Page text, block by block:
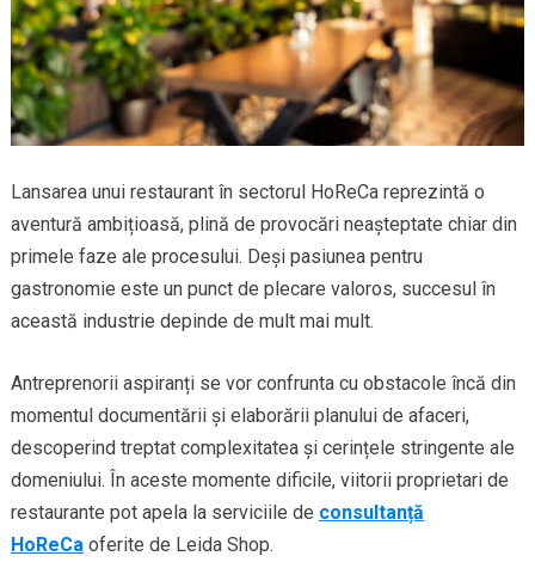
Lansarea unui restaurant în sectorul HoReCa reprezintă o
aventură ambițioasă, plină de provocări neașteptate chiar din
primele faze ale procesului. Deși pasiunea pentru
gastronomie este un punct de plecare valoros, succesul în
această industrie depinde de mult mai mult.
Antreprenorii aspiranți se vor confrunta cu obstacole încă din
momentul documentării și elaborării planului de afaceri,
descoperind treptat complexitatea și cerințele stringente ale
domeniului. În aceste momente dificile, viitorii proprietari de
restaurante pot apela la serviciile de consultanță
HoReCa oferite de Leida Shop.